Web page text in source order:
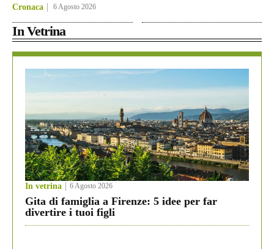
Cronaca 6 Agosto 2026
In Vetrina
In vetrina 6 Agosto 2026
Gita di famiglia a Firenze: 5 idee per far
divertire i tuoi figli